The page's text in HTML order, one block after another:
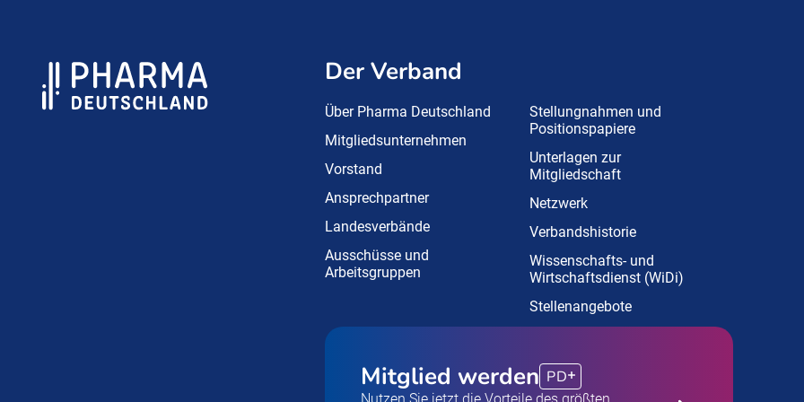
Der Verband
Über Pharma Deutschland
Mitgliedsunternehmen
Vorstand
Ansprechpartner
Landesverbände
Ausschüsse und
Arbeitsgruppen
Stellungnahmen und
Positionspapiere
Unterlagen zur
Mitgliedschaft
Netzwerk
Verbandshistorie
Wissenschafts- und
Wirtschaftsdienst (WiDi)
Stellenangebote
Mitglied werden PD